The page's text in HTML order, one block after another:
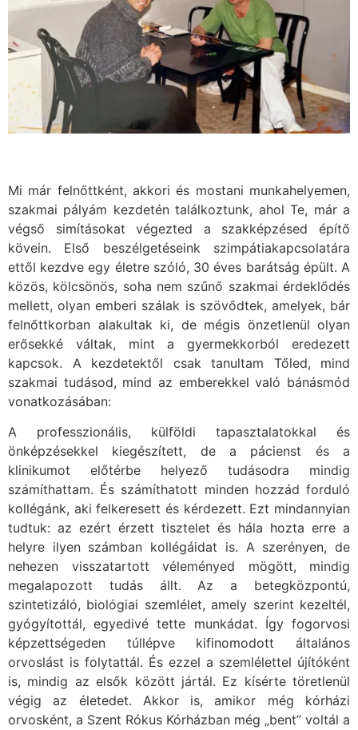
Mi már felnőttként, akkori és mostani munkahelyemen,
szakmai pályám kezdetén találkoztunk, ahol Te, már a
végső simításokat végezted a szakképzésed építő
kövein. Első beszélgetéseink szimpátiakapcsolatára
ettől kezdve egy életre szóló, 30 éves barátság épült. A
közös, kölcsönös, soha nem szűnő szakmai érdeklődés
mellett, olyan emberi szálak is szövődtek, amelyek, bár
felnőttkorban alakultak ki, de mégis önzetlenül olyan
erősekké váltak, mint a gyermekkorból eredezett
kapcsok. A kezdetektől csak tanultam Tőled, mind
szakmai tudásod, mind az emberekkel való bánásmód
vonatkozásában:
A professzionális, külföldi tapasztalatokkal és
önképzésekkel kiegészített, de a pácienst és a
klinikumot előtérbe helyező tudásodra mindig
számíthattam. És számíthatott minden hozzád forduló
kollégánk, aki felkeresett és kérdezett. Ezt mindannyian
tudtuk: az ezért érzett tisztelet és hála hozta erre a
helyre ilyen számban kollégáidat is. A szerényen, de
nehezen visszatartott véleményed mögött, mindig
megalapozott tudás állt. Az a betegközpontú,
szintetizáló, biológiai szemlélet, amely szerint kezeltél,
gyógyítottál, egyedivé tette munkádat. Így fogorvosi
képzettségeden túllépve kifinomodott általános
orvoslást is folytattál. És ezzel a szemlélettel újítóként
is, mindig az elsők között jártál. Ez kísérte töretlenül
végig az életedet. Akkor is, amikor még kórházi
orvosként, a Szent Rókus Kórházban még „bent” voltál a